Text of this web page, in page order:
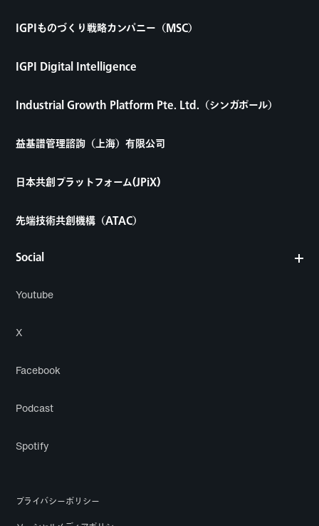
Social
Youtube
X
Facebook
Podcast
Spotify
IGPIものづくり戦略カンパニー（MSC）
IGPI Digital Intelligence
Industrial Growth Platform Pte. Ltd.（シンガポール）
益基譜管理諮詢（上海）有限公司
日本共創プラットフォーム(JPiX)
先端技術共創機構（ATAC）
プライバシーポリシー